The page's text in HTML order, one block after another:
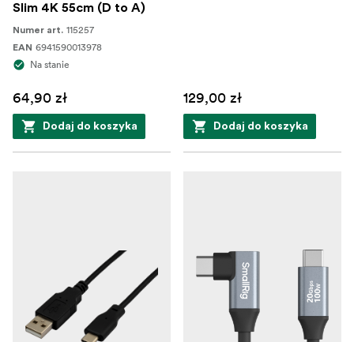
Slim 4K 55cm (D to A)
Numer art. 115257
EAN 6941590013978
Na stanie
64,90 zł
Dodaj do koszyka
129,00 zł
Dodaj do koszyka